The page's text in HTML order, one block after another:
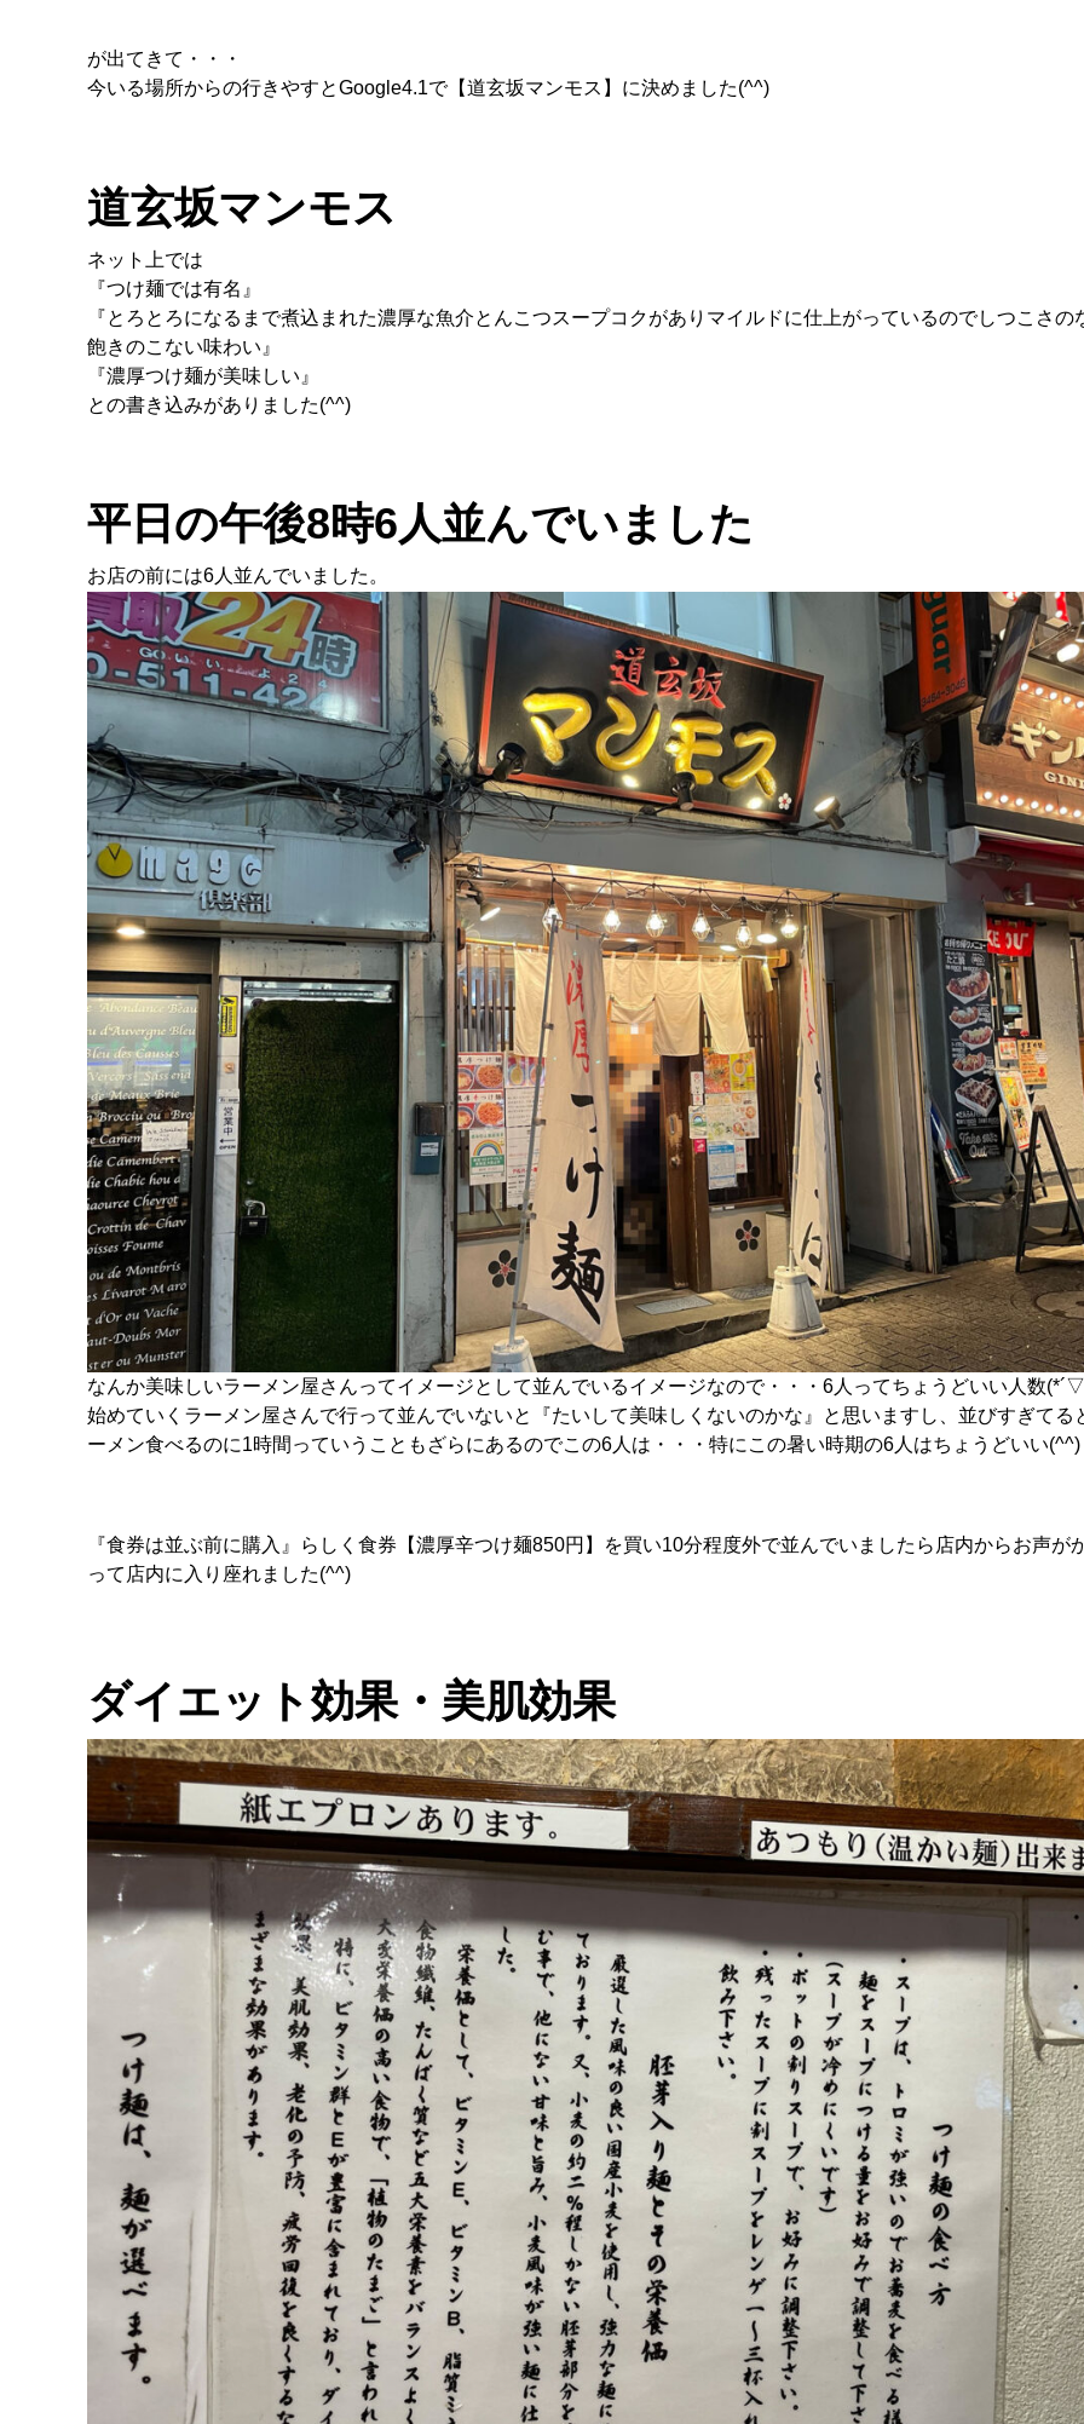
が出てきて・・・
今いる場所からの行きやすとGoogle4.1で【道玄坂マンモス】に決めました(^^)
道玄坂マンモス
ネット上では
『つけ麺では有名』
『とろとろになるまで煮込まれた濃厚な魚介とんこつスープコクがありマイルドに仕上がっているのでしつこさの
飽きのこない味わい』
『濃厚つけ麺が美味しい』
との書き込みがありました(^^)
平日の午後8時6人並んでいました
お店の前には6人並んでいました。
なんか美味しいラーメン屋さんってイメージとして並んでいるイメージなので・・・6人ってちょうどいい人数
始めていくラーメン屋さんで行って並んでいないと『たいして美味しくないのかな』と思いますし、並びすぎてる
ーメン食べるのに1時間っていうこともざらにあるのでこの6人は・・・特にこの暑い時期の6人はちょうどいい(^^)
『食券は並ぶ前に購入』らしく食券【濃厚辛つけ麺850円】を買い10分程度外で並んでいましたら店内からお声が
って店内に入り座れました(^^)
ダイエット効果・美肌効果